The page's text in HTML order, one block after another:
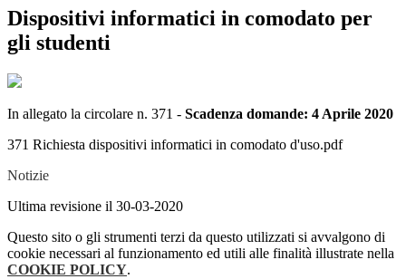
Dispositivi informatici in comodato per
gli studenti
In allegato la circolare n. 371 - Scadenza domande: 4 Aprile 2020
371 Richiesta dispositivi informatici in comodato d'uso.pdf
Notizie
Ultima revisione il 30-03-2020
Questo sito o gli strumenti terzi da questo utilizzati si avvalgono di
cookie necessari al funzionamento ed utili alle finalità illustrate nella
COOKIE POLICY.